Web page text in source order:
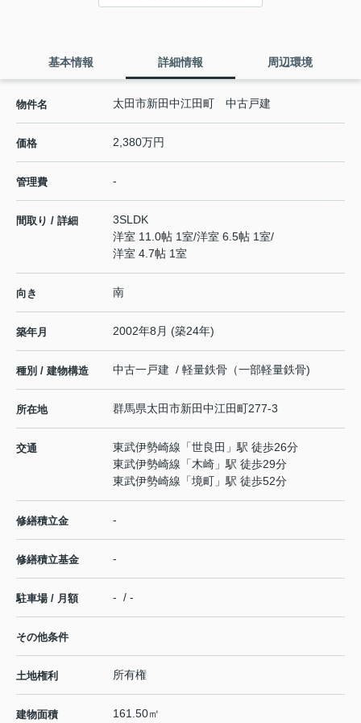
基本情報 詳細情報 周辺環境
物件名 太田市新田中江田町 中古戸建
価格 2,380万円
管理費 -
間取り / 詳細
3SLDK
洋室 11.0帖 1室/洋室 6.5帖 1室/
洋室 4.7帖 1室
向き 南
築年月 2002年8月 (築24年)
種別 / 建物構造 中古一戸建 / 軽量鉄骨（一部軽量鉄骨)
所在地 群馬県太田市新田中江田町277-3
交通 東武伊勢崎線 「世良田 」駅 徒歩26分
東武伊勢崎線 「木崎 」駅 徒歩29分
東武伊勢崎線 「境町 」駅 徒歩52分
修繕積立金 -
修繕積立基金 -
駐車場 / 月額 - / -
その他条件
土地権利 所有権
建物面積 161.50㎡